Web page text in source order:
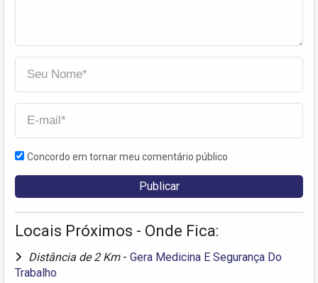
Concordo em tornar meu comentário público
Locais Próximos - Onde Fica:
Distância de 2 Km - Gera Medicina E Segurança Do
Trabalho